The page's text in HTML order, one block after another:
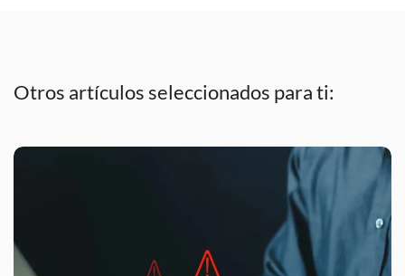
Otros artículos seleccionados para ti: